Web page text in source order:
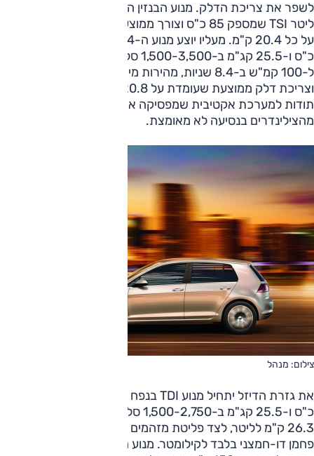
ליטר TSI שמספק 85 כ"ס וצורך ממוצע של ליטר אחד של בנזין
כ"ס ו-25.5 קג"מ ב-1,500-3,500 סל"ד. זה האחרון יניב
תודות למערכת אקטיבית שמפסיקה את פעולתם של מחצית
מהצילינדרים בנסיעה לא מאומצת.
צילום: מנהל
כ"ס ו-25.5 קג"מ ב-1,500-2,750 סל"ד ומניב צריכת דלק של